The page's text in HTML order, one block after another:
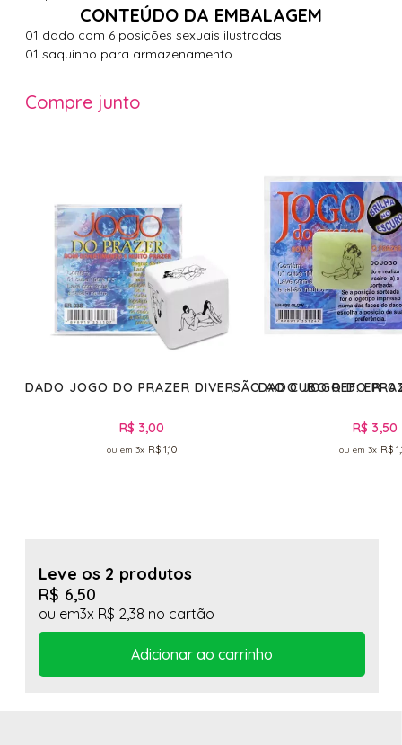
CONTEÚDO DA EMBALAGEM
01 dado com 6 posições sexuais ilustradas
01 saquinho para armazenamento
Compre junto
DADO JOGO DO PRAZER DIVERSÃO AO CUBO REF: ER-
R$ 3,00
3x R$ 1,10
DADO JOGO DO
R$ 3,50
3x R$
Leve os 2 produtos
R$ 6,50
3x R$ 2,38